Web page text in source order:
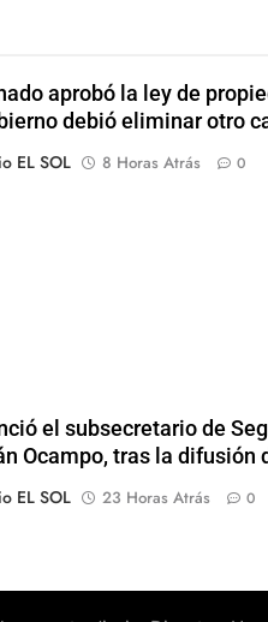
aprobó la ley de
debió eliminar otro
EL SOL
8 Horas Atrás 0
el subsecretario de
Ocampo, tras la difusión
EL SOL
23 Horas Atrás 0